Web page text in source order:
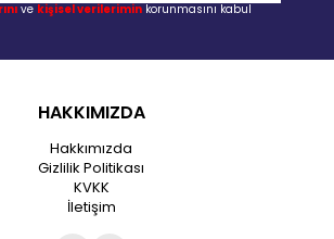
ve kişisel verilerimin korunmasını kabul
HAKKIMIZDA
Hakkımızda
Gizlilik Politikası
KVKK
İletişim